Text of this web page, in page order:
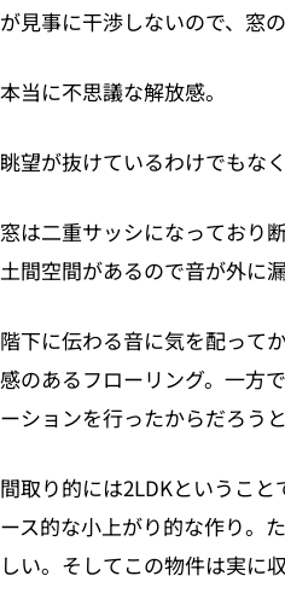
が見事に干渉しないので、窓
本当に不思議な解放感。
眺望が抜けているわけでもな
窓は二重サッシになっており
土間空間があるので音が外に
階下に伝わる音に気を配って
感のあるフローリング。一方
ーションを行ったからだろうと
間取り的には2LDKというこ
ース的な小上がり的な作り。
しい。そしてこの物件は実に